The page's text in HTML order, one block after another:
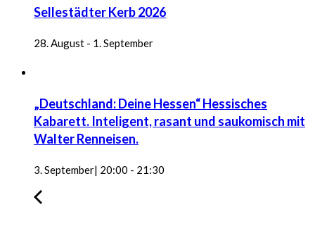
Sellestädter Kerb 2026
28. August - 1. September
„Deutschland: Deine Hessen“ Hessisches
Kabarett. Inteligent, rasant und saukomisch mit
Walter Renneisen.
3. September| 20:00 - 21:30